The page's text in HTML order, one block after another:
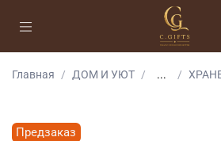
Главная ДОМ И УЮТ ...
Предзаказ